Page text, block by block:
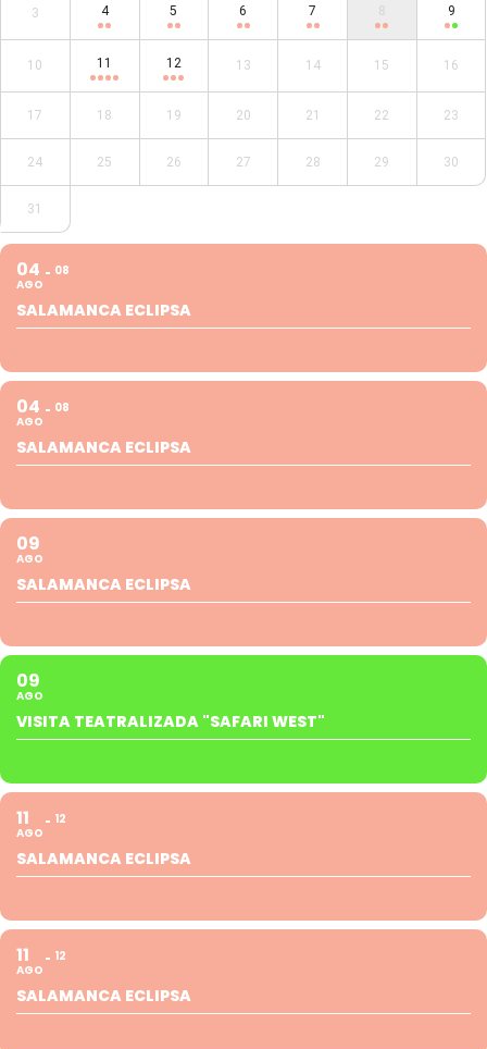
3 4 5 6 7 8 9
10 11 12 13 14 15 16
17 18 19 20 21 22 23
24 25 26 27 28 29 30
31
04
AGO
08
SALAMANCA ECLIPSA
04
AGO
08
SALAMANCA ECLIPSA
09
AGO
SALAMANCA ECLIPSA
09
AGO
VISITA TEATRALIZADA "SAFARI WEST"
11
AGO
12
SALAMANCA ECLIPSA
11
AGO
12
SALAMANCA ECLIPSA